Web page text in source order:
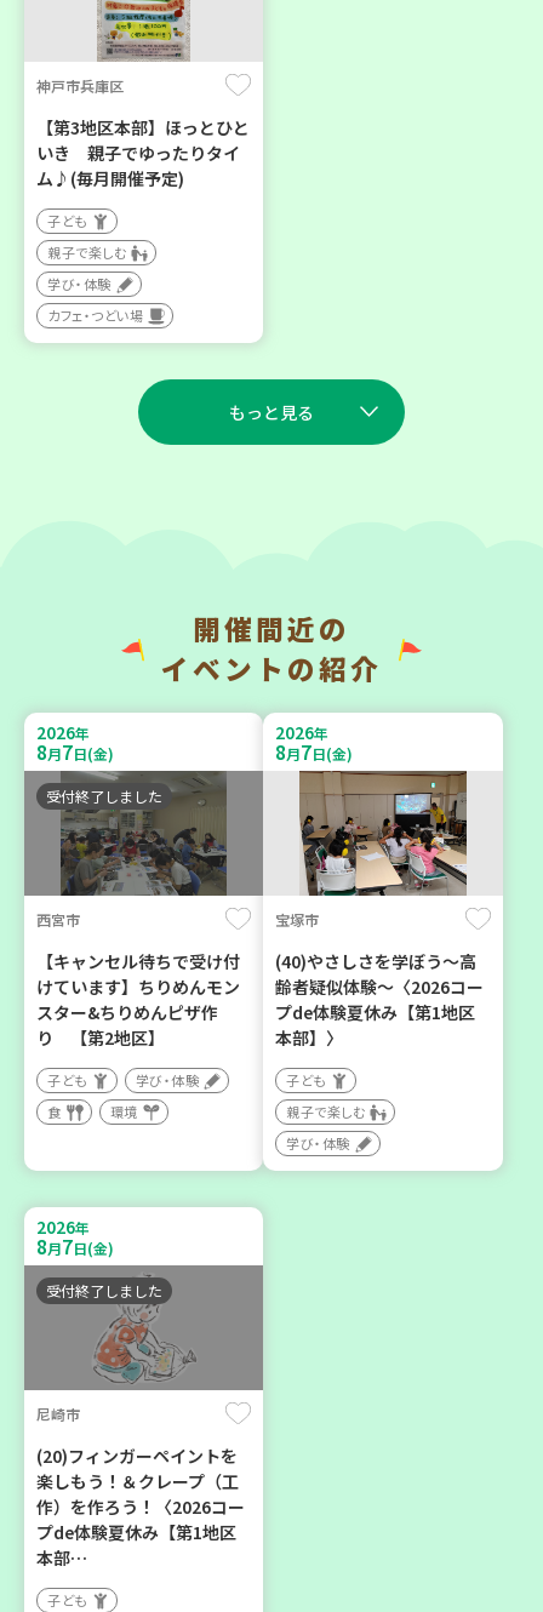
神戸市兵庫区
【第3地区本部】ほっとひと
いき 親子でゆったりタイ
ム♪(毎月開催予定)
子ども
親子で楽しむ
学び・体験
カフェ・つどい場
もっと見る
神戸市東灘区
ティールームすみれ会」
（毎月第2金曜日）
食 カフェ・つどい場
神戸市東灘区
地域で暮らしたい 「コープ
くらしの助け合いの会」(会
場：住吉)
ボランティア
2026年
8月27
神戸市兵庫区
【第3地区本部】住み慣れた
くらしの助け合いの会」
（会場：兵庫）
ボランティア
2026年
9月4日(金)
豊中市
ソーセージの飾り切りにチ
ャレンジしましょう
日(金)
神戸市西区
部門のプロ（？）がコープ
のイチオシ商品を語る
開催間近の
イベントの紹介
2026年
8月7日(金)
受付終了しました
西宮市
【キャンセル待ちで受け付
けています】ちりめんモン
スター&ちりめんピザ作
り 【第2地区】
子ども
学び・体験
食
環境
2026年
8月7日(金)
宝塚市
(40)やさしさを学ぼう～高
齢者疑似体験～〈2026コー
プde体験夏休み【第1地区
本部】〉
子ども
親子で楽しむ
学び・体験
2026年
8月7日(金)
受付終了しました
尼崎市
(20)フィンガーペイントを
楽しもう！＆クレープ（工
作）を作ろう！〈2026コー
プde体験夏休み【第1地区
本部…
子ども